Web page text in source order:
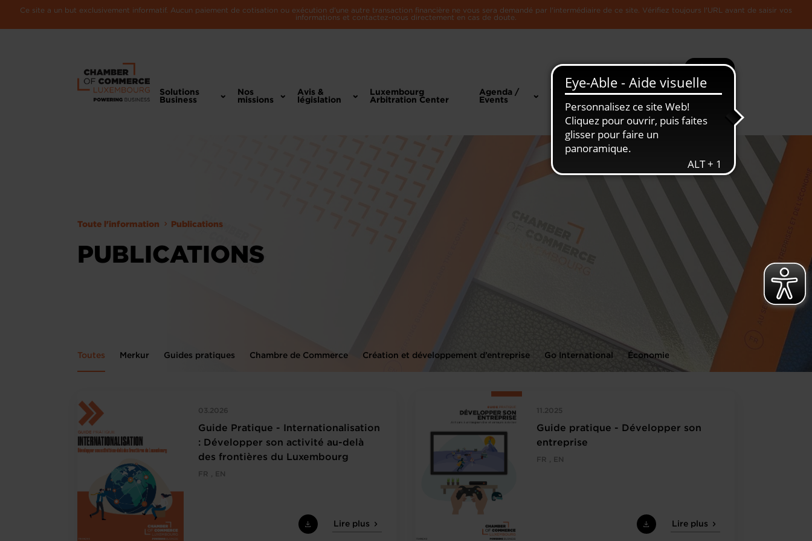
Ce site a un but exclusivement informatif. Aucun paiement de cotisation ou exécution d'une autre transaction financière ne vous sera demandé par l'intermédiaire de ce site. Vérifiez toujours l'URL avant de saisir vos
informations et contactez-nous directement en cas de doute.
Recherche Plus
Solutions
Business
Nos
missions
Avis &
législation
Luxembourg
Arbitration Center
Agenda /
Events
Toute
L'Economie
Toute l'information Publications
PUBLICATIONS
Toutes Merkur Guides pratiques Chambre de Commerce Création et développement d’entreprise Go International Économie Affaires
03.2026
Guide Pratique - Internationalisation
: Développer son activité au-delà
des frontières du Luxembourg
FR , EN
Lire plus
11.2025
Guide pratique - Développer son
entreprise
FR , EN
Lire plus